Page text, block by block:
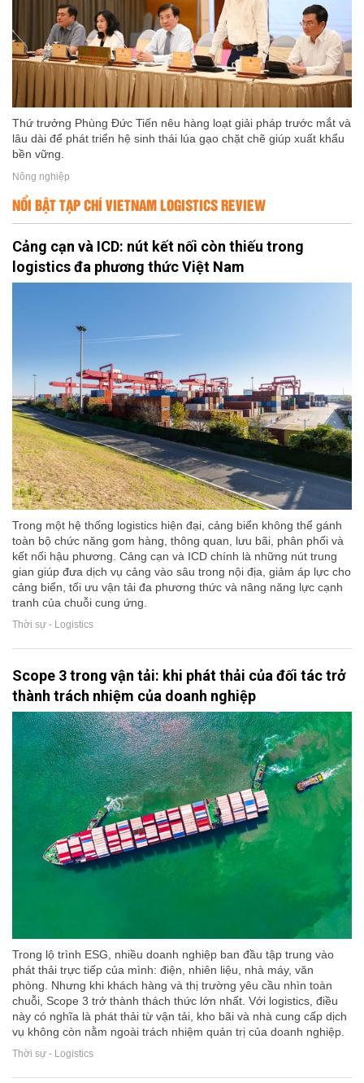
Thứ trưởng Phùng Đức Tiến nêu hàng loạt giải pháp trước mắt và
lâu dài để phát triển hệ sinh thái lúa gạo chặt chẽ giúp xuất khẩu
bền vững.
Nông nghiệp
NỔI BẬT TẠP CHÍ VIETNAM LOGISTICS REVIEW
Cảng cạn và ICD: nút kết nối còn thiếu trong
logistics đa phương thức Việt Nam
Trong một hệ thống logistics hiện đại, cảng biển không thể gánh
toàn bộ chức năng gom hàng, thông quan, lưu bãi, phân phối và
kết nối hậu phương. Cảng cạn và ICD chính là những nút trung
gian giúp đưa dịch vụ cảng vào sâu trong nội địa, giảm áp lực cho
cảng biển, tối ưu vận tải đa phương thức và nâng năng lực cạnh
tranh của chuỗi cung ứng.
Thời sự - Logistics
Scope 3 trong vận tải: khi phát thải của đối tác trở
thành trách nhiệm của doanh nghiệp
Trong lộ trình ESG, nhiều doanh nghiệp ban đầu tập trung vào
phát thải trực tiếp của mình: điện, nhiên liệu, nhà máy, văn
phòng. Nhưng khi khách hàng và thị trường yêu cầu nhìn toàn
chuỗi, Scope 3 trở thành thách thức lớn nhất. Với logistics, điều
này có nghĩa là phát thải từ vận tải, kho bãi và nhà cung cấp dịch
vụ không còn nằm ngoài trách nhiệm quản trị của doanh nghiệp.
Thời sự - Logistics